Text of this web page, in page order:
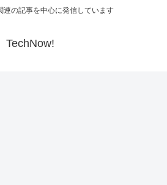
連の記事を中心に発信しています
TechNow!